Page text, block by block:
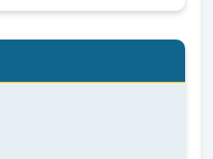
31°max.
4